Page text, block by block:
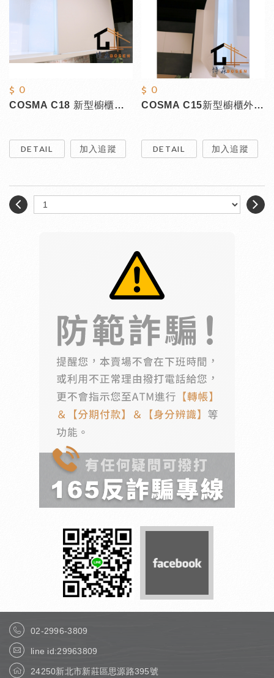
$ 0
COSMA C18 新型櫥櫃拉門專用（木門）
DETAIL 加入追蹤
$ 0
COSMA C15新型櫥櫃外蓋拉門專用（木門）
DETAIL 加入追蹤
02-2996-3809
line id:29963809
24250新北市新莊區思源路395號